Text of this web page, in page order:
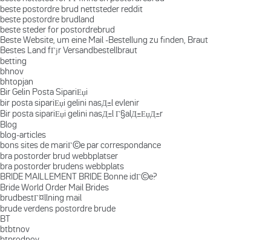
beste postordre brud nettsteder reddit
beste postordre brudland
beste steder for postordrebrud
Beste Website, um eine Mail -Bestellung zu finden, Braut
Bestes Land fГјr Versandbestellbraut
betting
bhnov
bhtopjan
Bir Gelin Posta SipariЕџi
bir posta sipariЕџi gelini nasД±l evlenir
Bir posta sipariЕџi gelini nasД±l Г§alД±ЕџД±r
Blog
blog-articles
bons sites de mariГ©e par correspondance
bra postorder brud webbplatser
bra postorder brudens webbplats
BRIDE MAILLEMENT BRIDE Bonne idГ©e?
Bride World Order Mail Brides
brudbestГ¤llning mail
brude verdens postordre brude
BT
btbtnov